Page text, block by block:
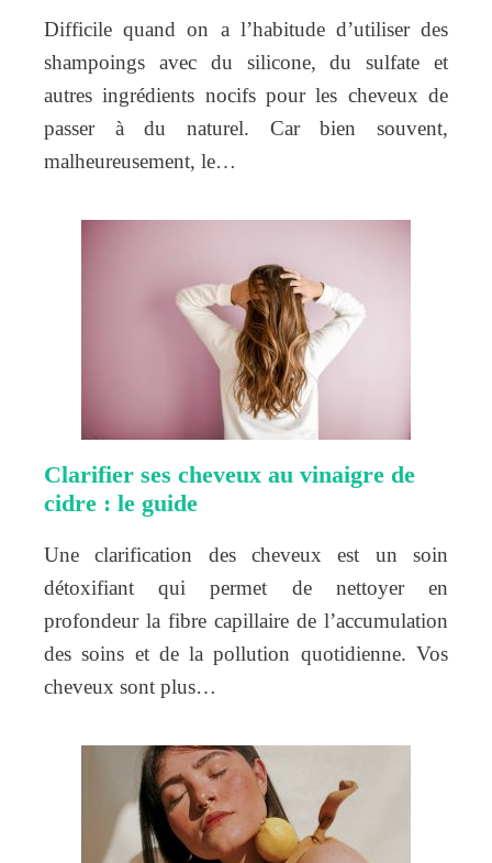
Difficile quand on a l’habitude d’utiliser des
shampoings avec du silicone, du sulfate et
autres ingrédients nocifs pour les cheveux de
passer à du naturel. Car bien souvent,
malheureusement, le…
Clarifier ses cheveux au vinaigre de
cidre : le guide
Une clarification des cheveux est un soin
détoxifiant qui permet de nettoyer en
profondeur la fibre capillaire de l’accumulation
des soins et de la pollution quotidienne. Vos
cheveux sont plus…